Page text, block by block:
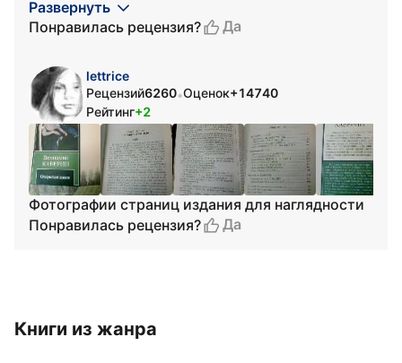
Развернуть
Понравилась рецензия?
Да
lettrice
Рецензий6260•Оценок+14740
Рейтинг+2
Фотографии страниц издания для наглядности
Понравилась рецензия?
Да
Книги из жанра